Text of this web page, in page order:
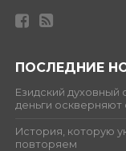
ПОСЛЕДНИЕ
Езидский духовный
деньги оскверняют
История, которую
повторяем